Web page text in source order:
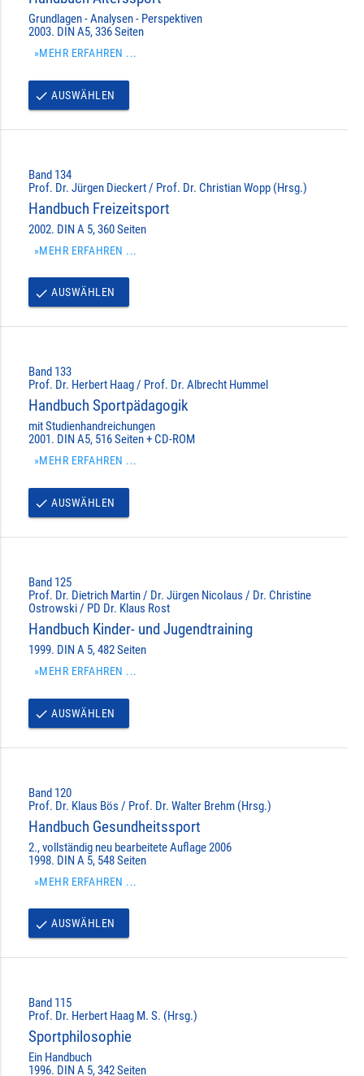
Grundlagen - Analysen - Perspektiven
2003. DIN A5, 336 Seiten
»MEHR ERFAHREN ...
done AUSWÄHLEN
Band 134
Prof. Dr. Jürgen Dieckert / Prof. Dr. Christian Wopp (Hrsg.)
Handbuch Freizeitsport
2002. DIN A 5, 360 Seiten
»MEHR ERFAHREN ...
done AUSWÄHLEN
Band 133
Prof. Dr. Herbert Haag / Prof. Dr. Albrecht Hummel
Handbuch Sportpädagogik
mit Studienhandreichungen
2001. DIN A5, 516 Seiten + CD-ROM
»MEHR ERFAHREN ...
done AUSWÄHLEN
Band 125
Prof. Dr. Dietrich Martin / Dr. Jürgen Nicolaus / Dr. Christine
Ostrowski / PD Dr. Klaus Rost
Handbuch Kinder- und Jugendtraining
1999. DIN A 5, 482 Seiten
»MEHR ERFAHREN ...
done AUSWÄHLEN
Band 120
Prof. Dr. Klaus Bös / Prof. Dr. Walter Brehm (Hrsg.)
Handbuch Gesundheitssport
2., vollständig neu bearbeitete Auflage 2006
1998. DIN A 5, 548 Seiten
»MEHR ERFAHREN ...
done AUSWÄHLEN
Band 115
Prof. Dr. Herbert Haag M. S. (Hrsg.)
Sportphilosophie
Ein Handbuch
1996. DIN A 5, 342 Seiten